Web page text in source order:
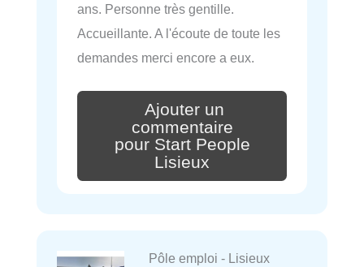
ans. Personne très gentille.
Accueillante. A l'écoute de toute les
demandes merci encore a eux.
Ajouter un
commentaire
pour Start People
Lisieux
Pôle emploi - Lisieux